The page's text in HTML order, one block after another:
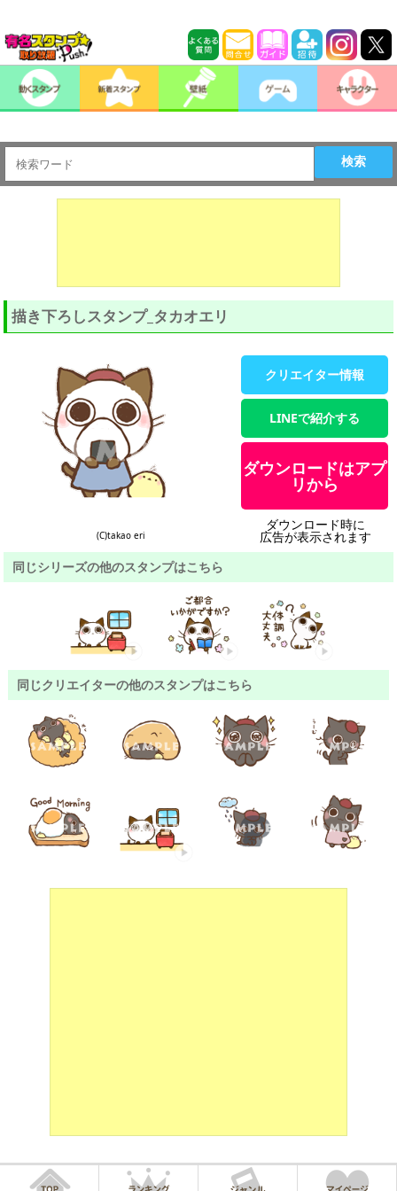
検索
描き下ろしスタンプ_タカオエリ
(C)takao eri
クリエイター情報
LINEで紹介する
ダウンロードはアプ
リから
ダウンロード時に
広告が表示されます
同じシリーズの他のスタンプはこちら
同じクリエイターの他のスタンプはこちら